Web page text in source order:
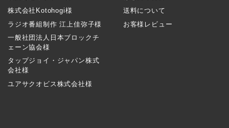
株式会社Kotohogi様
ラジオ番組制作 江上佳弥子様
一般社団法人日本ブロックチ
ェーン協会様
タップジョイ・ジャパン株式
会社様
ユアサクオビス株式会社様
送料について
お客様レビュー